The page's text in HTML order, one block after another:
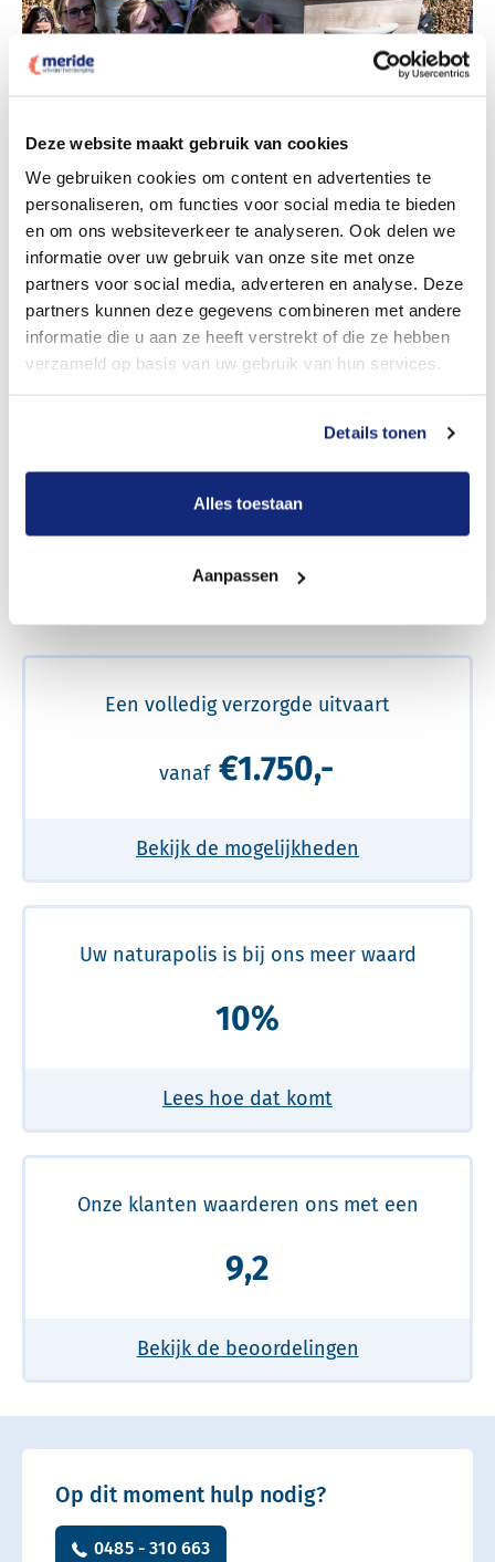
Deze website maakt gebruik van cookies
We gebruiken cookies om content en advertenties te
personaliseren, om functies voor social media te bieden
en om ons websiteverkeer te analyseren. Ook delen we
informatie over uw gebruik van onze site met onze
partners voor social media, adverteren en analyse. Deze
partners kunnen deze gegevens combineren met andere
informatie die u aan ze heeft verstrekt of die ze hebben
verzameld op basis van uw gebruik van hun services.
Details tonen
Alles toestaan
Aanpassen
Bekijk tarieven voor crematie
Een betere uitvaart ervaring voor een betere
Een volledig verzorgde uitvaart
vanaf €1.750,-
Bekijk de mogelijkheden
Uw naturapolis is bij ons meer waard
10%
Lees hoe dat komt
Onze klanten waarderen ons met een
9,2
Bekijk de beoordelingen
Op dit moment hulp nodig?
0485 - 310 663